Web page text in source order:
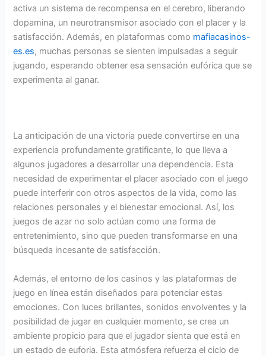
activa un sistema de recompensa en el cerebro, liberando
dopamina, un neurotransmisor asociado con el placer y la
satisfacción. Además, en plataformas como mafiacasinos-
es.es, muchas personas se sienten impulsadas a seguir
jugando, esperando obtener esa sensación eufórica que se
experimenta al ganar.
La anticipación de una victoria puede convertirse en una
experiencia profundamente gratificante, lo que lleva a
algunos jugadores a desarrollar una dependencia. Esta
necesidad de experimentar el placer asociado con el juego
puede interferir con otros aspectos de la vida, como las
relaciones personales y el bienestar emocional. Así, los
juegos de azar no solo actúan como una forma de
entretenimiento, sino que pueden transformarse en una
búsqueda incesante de satisfacción.
Además, el entorno de los casinos y las plataformas de
juego en línea están diseñados para potenciar estas
emociones. Con luces brillantes, sonidos envolventes y la
posibilidad de jugar en cualquier momento, se crea un
ambiente propicio para que el jugador sienta que está en
un estado de euforia. Esta atmósfera refuerza el ciclo de